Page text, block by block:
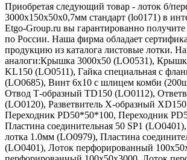
Приобретая следующий товар - лоток б/
3000х150х50х0,7мм стандарт (lo0171) в
Etgo-Group.ru вы гарантированно
по России. Наша фирма обладает
продукцию из каталога листовые лотки.
аналоги:Крышка 3000х50 (LO0531),
KL150 (LO0511), Гайка специальная с
(LO0685), Винт 6х10 с шлицем комби
Отвод Т-образный TD150 (LO0112),
(LO0120), Разветвитель Х-образный
Переходник PD50*50*100, Переходник
Пластина соединительная 50 SP1
лотка 1.0мм (LO0979), Пластина
(LO0401), Лоток перфорированный